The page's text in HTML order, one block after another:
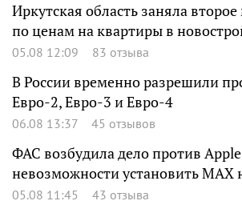
Иркутская область заняла
по ценам на квартиры в
05.08 12:09 83 отзыва
В России временно разрешили
Евро-2, Евро-3 и Евро-4
06.08 13:37 45 отзывов
ФАС возбудила дело против
невозможности установить MAX
05.08 11:45 43 отзыва